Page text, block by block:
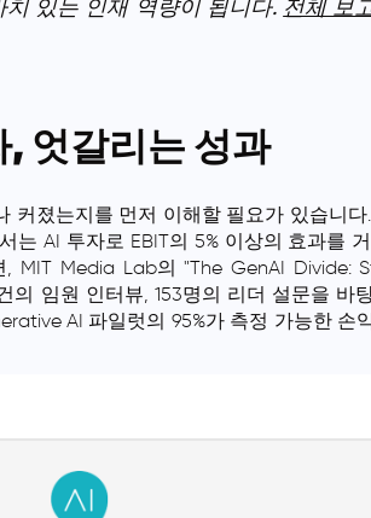
있는 인재 역량이 됩니다. 전체 보
, 엇갈리는 성과
커졌는지를 먼저 이해할 필요가 있습니다
AI 투자로 EBIT의 5% 이상의 효과를
, MIT Media Lab의 "The GenAI Divide:
의 임원 인터뷰, 153명의 리더 설문을 바
AI 파일럿의 95%가 측정 가능한 손익